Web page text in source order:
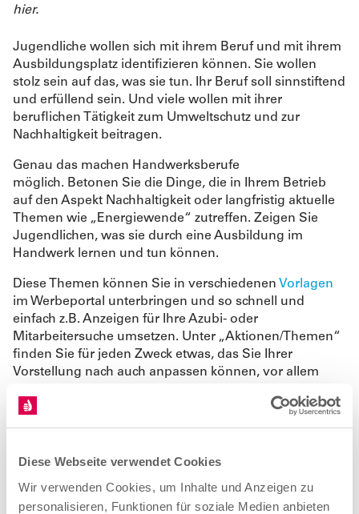
Diese Webseite verwendet Cookies
Wir verwenden Cookies, um Inhalte und Anzeigen zu
personalisieren, Funktionen für soziale Medien anbieten
hier.
Jugendliche wollen sich mit ihrem Beruf und mit ihrem
Ausbildungsplatz identifizieren können. Sie wollen
stolz sein auf das, was sie tun. Ihr Beruf soll sinnstiftend
und erfüllend sein. Und viele wollen mit ihrer
beruflichen Tätigkeit zum Umweltschutz und zur
Nachhaltigkeit beitragen.
Genau das machen Handwerksberufe
möglich. Betonen Sie die Dinge, die in Ihrem Betrieb
auf den Aspekt Nachhaltigkeit oder langfristig aktuelle
Themen wie „Energiewende“ zutreffen. Zeigen Sie
Jugendlichen, was sie durch eine Ausbildung im
Handwerk lernen und tun können.
Diese Themen können Sie in verschiedenen Vorlagen
im Werbeportal unterbringen und so schnell und
einfach z.B. Anzeigen für Ihre Azubi- oder
Mitarbeitersuche umsetzen. Unter „Aktionen/Themen“
finden Sie für jeden Zweck etwas, das Sie Ihrer
Vorstellung nach auch anpassen können, vor allem
Zurück zur Übersicht